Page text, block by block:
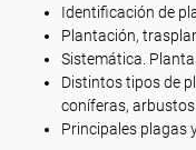
Identificación de
Plantación,
Sistemática.
Distintos tipos de
coníferas, arbustos.
Principales plagas